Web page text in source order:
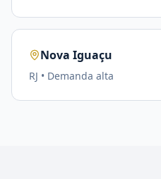
Nova Iguaçu
RJ • Demanda alta